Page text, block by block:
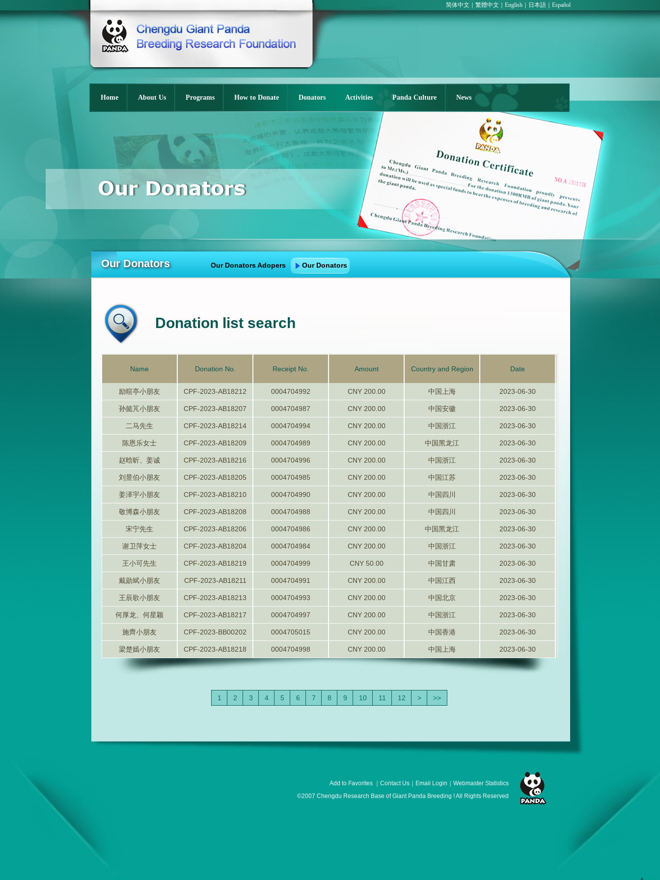
简体中文 繁體中文 English 日本語 Español
28-
Home About Us Programs How to Donate Donators Activities Panda Culture News
Our Donators Our Donators Adopers Our Donators
Donation list search
Name Donation No. Receipt No. Amount Country and Region Date
励暄亭小朋友 CPF-2023-AB18212 0004704992 CNY 200.00 中国上海 2023-06-30
孙懿芃小朋友 CPF-2023-AB18207 0004704987 CNY 200.00 中国安徽 2023-06-30
二马先生 CPF-2023-AB18214 0004704994 CNY 200.00 中国浙江 2023-06-30
陈恩乐女士 CPF-2023-AB18209 0004704989 CNY 200.00 中国黑龙江 2023-06-30
赵晗昕、姜诚 CPF-2023-AB18216 0004704996 CNY 200.00 中国浙江 2023-06-30
刘昱伯小朋友 CPF-2023-AB18205 0004704985 CNY 200.00 中国江苏 2023-06-30
姜泽宇小朋友 CPF-2023-AB18210 0004704990 CNY 200.00 中国四川 2023-06-30
敬博森小朋友 CPF-2023-AB18208 0004704988 CNY 200.00 中国四川 2023-06-30
宋宁先生 CPF-2023-AB18206 0004704986 CNY 200.00 中国黑龙江 2023-06-30
谢卫萍女士 CPF-2023-AB18204 0004704984 CNY 200.00 中国浙江 2023-06-30
王小可先生 CPF-2023-AB18219 0004704999 CNY 50.00 中国甘肃 2023-06-30
戴勋斌小朋友 CPF-2023-AB18211 0004704991 CNY 200.00 中国江西 2023-06-30
王辰歌小朋友 CPF-2023-AB18213 0004704993 CNY 200.00 中国北京 2023-06-30
何厚龙、何星颖 CPF-2023-AB18217 0004704997 CNY 200.00 中国浙江 2023-06-30
施齊小朋友 CPF-2023-BB00202 0004705015 CNY 200.00 中国香港 2023-06-30
梁楚嫣小朋友 CPF-2023-AB18218 0004704998 CNY 200.00 中国上海 2023-06-30
1 2 3 4 5 6 7 8 9 10 11 12 > >>
Add to Favorites Contact Us Email Login
Webmaster Statistics
©2007 Chengdu Research Base of Giant Panda Breeding ! All Rights Reserved